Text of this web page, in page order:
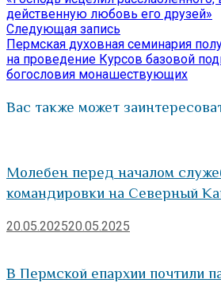
по
записям
действенную любовь его друзей»
Следующая запись
запись:
Пермская духовная семинария
на проведение Курсов базовой
богословия монашествующих
Вас также может
Молебен перед началом
командировки на Северный
20.05.202520.05.2025
В Пермской епархии почтили